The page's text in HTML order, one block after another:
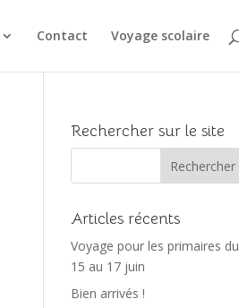
Contact Voyage scolaire
Rechercher sur le site
Articles récents
Voyage pour les primaires du
15 au 17 juin
Bien arrivés !